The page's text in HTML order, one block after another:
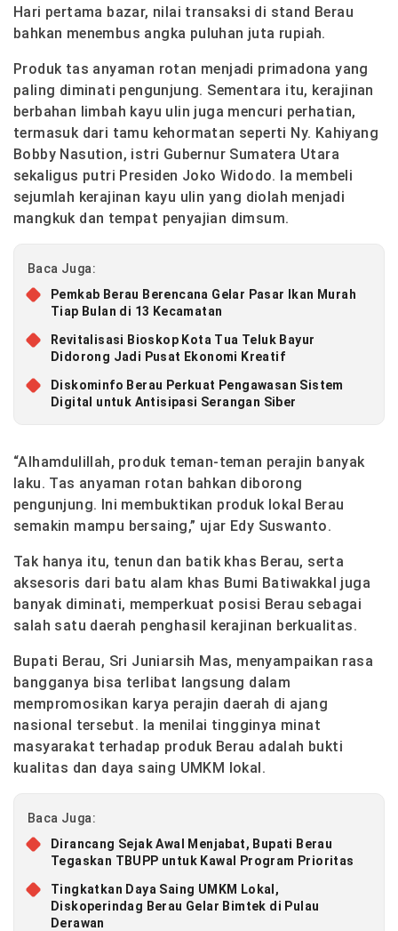
Hari pertama bazar, nilai transaksi di stand Berau
bahkan menembus angka puluhan juta rupiah.
Produk tas anyaman rotan menjadi primadona yang
paling diminati pengunjung. Sementara itu, kerajinan
berbahan limbah kayu ulin juga mencuri perhatian,
termasuk dari tamu kehormatan seperti Ny. Kahiyang
Bobby Nasution, istri Gubernur Sumatera Utara
sekaligus putri Presiden Joko Widodo. Ia membeli
sejumlah kerajinan kayu ulin yang diolah menjadi
mangkuk dan tempat penyajian dimsum.
Baca Juga:
Pemkab Berau Berencana Gelar Pasar Ikan Murah
Tiap Bulan di 13 Kecamatan
Revitalisasi Bioskop Kota Tua Teluk Bayur
Didorong Jadi Pusat Ekonomi Kreatif
Diskominfo Berau Perkuat Pengawasan Sistem
Digital untuk Antisipasi Serangan Siber
“Alhamdulillah, produk teman-teman perajin banyak
laku. Tas anyaman rotan bahkan diborong
pengunjung. Ini membuktikan produk lokal Berau
semakin mampu bersaing,” ujar Edy Suswanto.
Tak hanya itu, tenun dan batik khas Berau, serta
aksesoris dari batu alam khas Bumi Batiwakkal juga
banyak diminati, memperkuat posisi Berau sebagai
salah satu daerah penghasil kerajinan berkualitas.
Bupati Berau, Sri Juniarsih Mas, menyampaikan rasa
bangganya bisa terlibat langsung dalam
mempromosikan karya perajin daerah di ajang
nasional tersebut. Ia menilai tingginya minat
masyarakat terhadap produk Berau adalah bukti
kualitas dan daya saing UMKM lokal.
Baca Juga:
Dirancang Sejak Awal Menjabat, Bupati Berau
Tegaskan TBUPP untuk Kawal Program Prioritas
Tingkatkan Daya Saing UMKM Lokal,
Diskoperindag Berau Gelar Bimtek di Pulau
Derawan